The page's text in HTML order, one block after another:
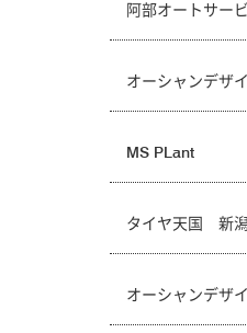
阿部オートサー
オーシャンデザ
MS PLant
タイヤ天国 新
オーシャンデザ